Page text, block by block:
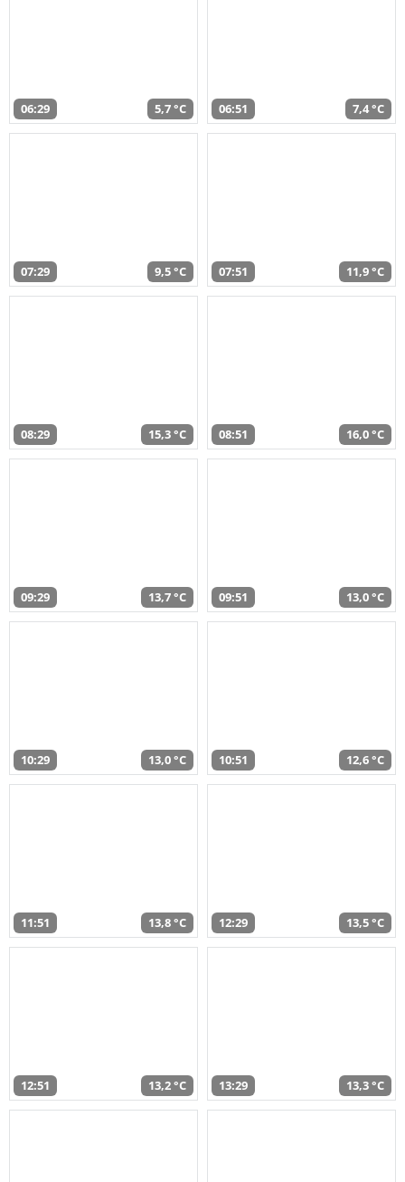
06:29 5,7 °C 06:51 7,4 °C
07:29 9,5 °C 07:51 11,9 °C
08:29 15,3 °C 08:51 16,0 °C
09:29 13,7 °C 09:51 13,0 °C
10:29 13,0 °C 10:51 12,6 °C
11:51 13,8 °C 12:29 13,5 °C
12:51 13,2 °C 13:29 13,3 °C